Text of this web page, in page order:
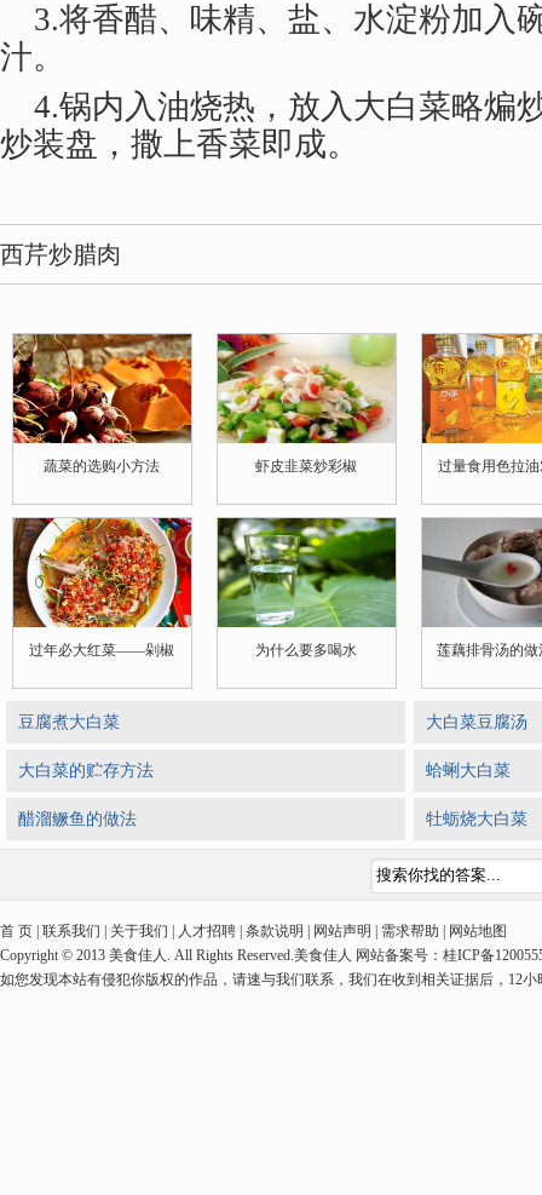
3.将香醋、味精、盐、水淀粉加入
汁。
4.锅内入油烧热，放入大白菜略煸
炒装盘，撒上香菜即成。
西芹炒腊肉
蔬菜的选购小方法 虾皮韭菜炒彩椒 过量食用色拉
过年必大红菜——剁椒 为什么要多喝水 莲藕排骨汤的做
豆腐煮大白菜
大白菜的贮存方法
醋溜鳜鱼的做法
大白菜豆腐汤
蛤蜊大白菜
牡蛎烧大白菜
首 页 | 联系我们 | 关于我们 | 人才招聘 | 条款说明 | 网站声明 | 需求帮助 | 网站地图
Copyright © 2013 美食佳人. All Rights Reserved.美食佳人 网站备案号：桂ICP备
如您发现本站有侵犯你版权的作品，请速与我们联系，我们在收到相关证据后，12